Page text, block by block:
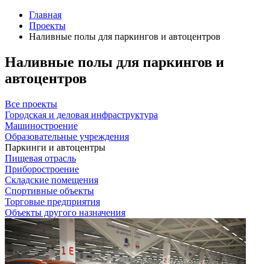
Главная
Проекты
Наливные полы для паркингов и автоцентров
Наливные полы для паркингов и
автоцентров
Все проекты
Городская и деловая инфраструктура
Машиностроение
Образовательные учреждения
Паркинги и автоцентры
Пищевая отрасль
Приборостроение
Складские помещения
Спортивные объекты
Торговые предприятия
Объекты другого назначения